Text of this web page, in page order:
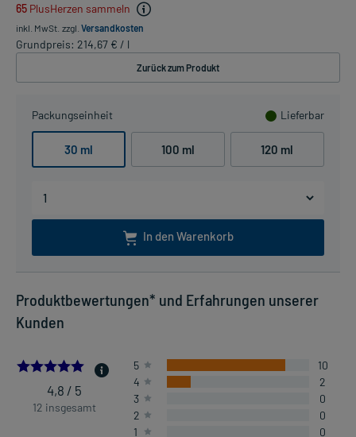
65 PlusHerzen sammeln
inkl. MwSt. zzgl. Versandkosten
Grundpreis: 214,67 € / l
Zurück zum Produkt
Packungseinheit Lieferbar
30 ml 100 ml 120 ml
In den Warenkorb
Produktbewertungen* und Erfahrungen unserer
Kunden
4.833333333333333
4,8 / 5
12 insgesamt
5
10
4
2
3
0
2
0
1
0